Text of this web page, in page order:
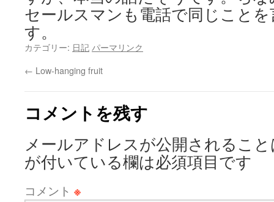
セールスマンも電話で同じこと
す。
カテゴリー: 日記 パーマリンク
← Low-hanging fruit
コメントを残す
メールアドレスが公開されるこ
が付いている欄は必須項目です
コメント ※